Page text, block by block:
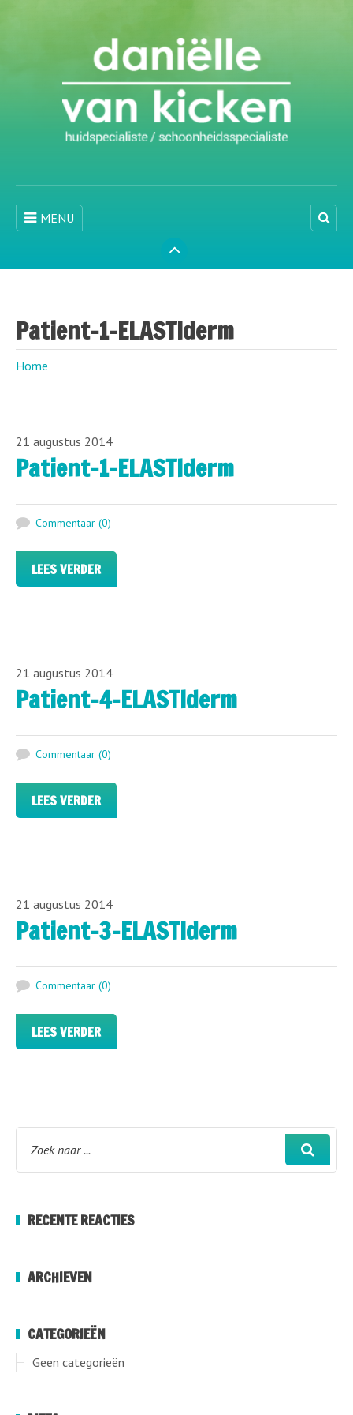
MENU
Patient-1-ELASTIderm
Home
21 augustus 2014
Patient-1-ELASTIderm
Commentaar (0)
LEES VERDER
21 augustus 2014
Patient-4-ELASTIderm
Commentaar (0)
LEES VERDER
21 augustus 2014
Patient-3-ELASTIderm
Commentaar (0)
LEES VERDER
RECENTE REACTIES
ARCHIEVEN
CATEGORIEËN
Geen categorieën